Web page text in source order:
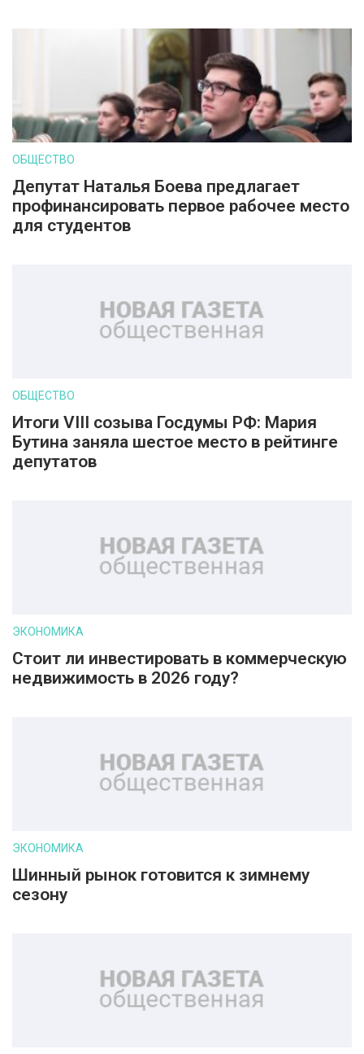
ОБЩЕСТВО
Депутат Наталья Боева предлагает
профинансировать первое рабочее место
для студентов
ОБЩЕСТВО
Итоги VIII созыва Госдумы РФ: Мария
Бутина заняла шестое место в рейтинге
депутатов
ЭКОНОМИКА
Стоит ли инвестировать в коммерческую
недвижимость в 2026 году?
ЭКОНОМИКА
Шинный рынок готовится к зимнему
сезону